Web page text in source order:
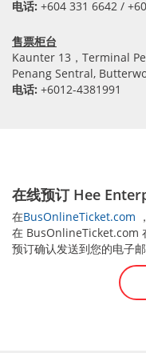
电话: +604 331 6642 /
售票柜台
Kaunter 13，Terminal
Penang Sentral,
电话: +6012-4381991
在线预订 Hee
在BusOnlineTicket.com
在 BusOnlineTicket.com
预订确认发送到您的电子邮